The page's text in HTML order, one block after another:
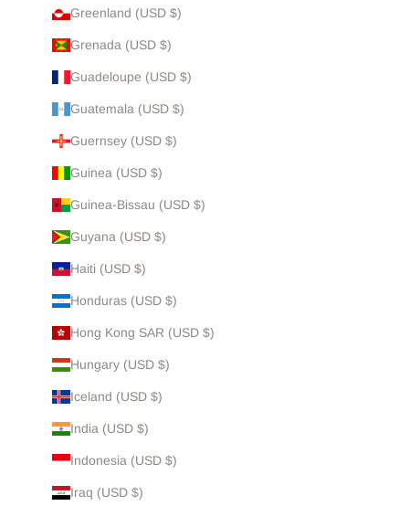
Greenland (USD $)
Grenada (USD $)
Guadeloupe (USD $)
Guatemala (USD $)
Guernsey (USD $)
Guinea (USD $)
Guinea-Bissau (USD $)
Guyana (USD $)
Haiti (USD $)
Honduras (USD $)
Hong Kong SAR (USD $)
Hungary (USD $)
Iceland (USD $)
India (USD $)
Indonesia (USD $)
Iraq (USD $)